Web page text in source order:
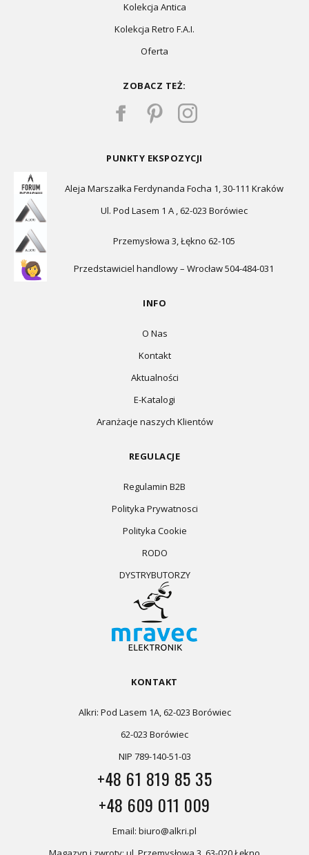
Kolekcja Antica
Kolekcja Retro F.A.I.
Oferta
ZOBACZ TEŻ:
PUNKTY EKSPOZYCJI
Aleja Marszałka Ferdynanda Focha 1, 30-111 Kraków
Ul. Pod Lasem 1 A , 62-023 Borówiec
Przemysłowa 3, Łękno 62-105
Przedstawiciel handlowy – Wrocław 504-484-031
INFO
O Nas
Kontakt
Aktualności
E-Katalogi
Aranżacje naszych Klientów
REGULACJE
Regulamin B2B
Polityka Prywatnosci
Polityka Cookie
RODO
DYSTRYBUTORZY
KONTAKT
Alkri: Pod Lasem 1A, 62-023 Borówiec
62-023 Borówiec
NIP 789-140-51-03
+48 61 819 85 35
+48 609 011 009
Email: biuro@alkri.pl